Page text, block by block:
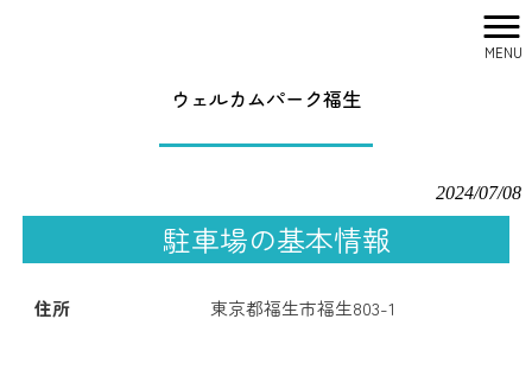
MENU
ウェルカムパーク福生
2024/07/08
駐車場の基本情報
住所 東京都福生市福生803-1